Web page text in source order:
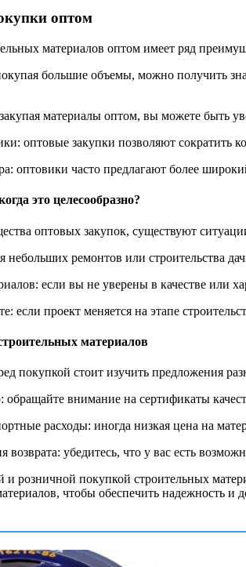
оптом
материалов оптом имеет ряд
большие объемы, можно получить
материалы оптом, вы можете быть
оптовые закупки позволяют сократить
оптовики часто предлагают более
это целесообразно?
оптовых закупок, существуют
ремонтов или строительства
если вы не уверены в качестве или
если проект меняется на этапе
материалов
покупкой стоит изучить предложения
обращайте внимание на сертификаты
расходы: иногда низкая цена на
возврата: убедитесь, что у вас есть
розничной покупкой строительных
чтобы обеспечить надежность и